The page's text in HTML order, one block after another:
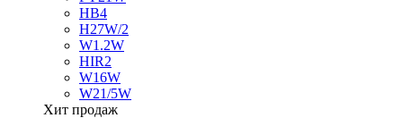
HB4
H27W/2
W1.2W
HIR2
W16W
W21/5W
Хит продаж